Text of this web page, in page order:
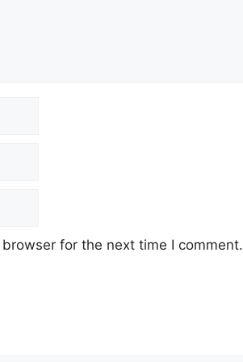
for the next time I comment.